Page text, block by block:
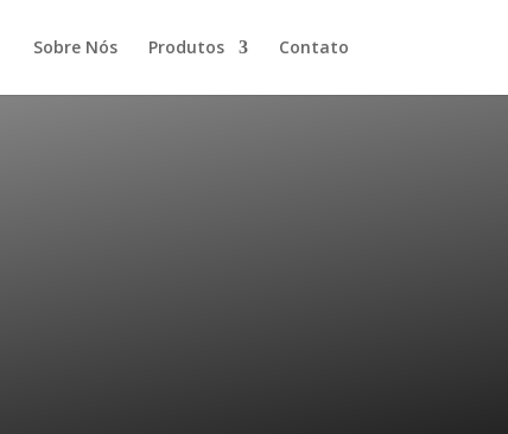
Sobre Nós Produtos Contato